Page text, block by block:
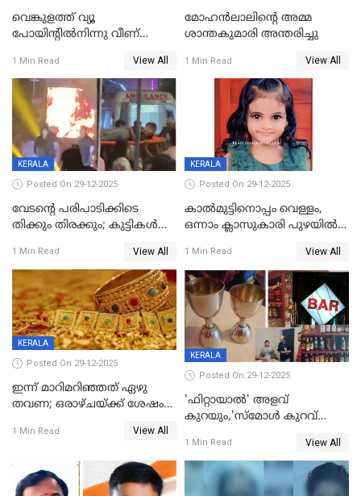
വെങ്കുളത്ത് വ്യൂ
പോയിന്റിൽനിന്നു വീണ്
1 Min Read View All
മോഹന്‍ലാലിന്‍റെ അമ്മ
ശാന്തകുമാരി അന്തരിച്ചു
1 Min Read View All
KERALA
Posted On 29-12-2025
വേടന്റെ പരിപാടിക്കിടെ
തിക്കും തിരക്കും; കുട്ടികള്‍
പരിക്ക്; പാളം മറികടന്ന
യുവാവ് ട്രെയിന്‍ തട്ടി മരിച്ചു
1 Min Read View All
KERALA
Posted On 29-12-2025
കാൽമുട്ടിനൊപ്പം വെള്ളം,
ഒന്നാം ക്ലാസുകാരി പുഴയിൽ
കുട്ടികൾക്കൊപ്പം
കളിക്കുന്നതിനിടെ
1 Min Read View All
KERALA
Posted On 29-12-2025
ഇന്ന് മാറിമറിഞ്ഞത് ഏഴു
തവണ; ഒരാഴ്ചയ്ക്ക് ശേഷം
1 Min Read View All
KERALA
Posted On 29-12-2025
'ഫിറ്റായാൽ' അളവ്
കുറയും,'സ്‌മോൾ കുറവ്
പിഴ
1 Min Read View All